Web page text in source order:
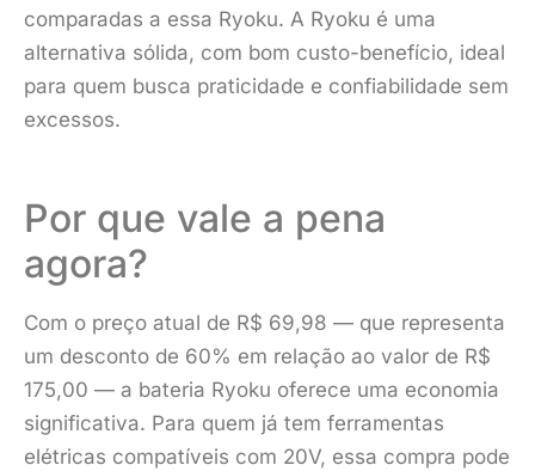
comparadas a essa Ryoku. A Ryoku é uma
alternativa sólida, com bom custo-benefício, ideal
para quem busca praticidade e confiabilidade sem
excessos.
Por que vale a pena
agora?
Com o preço atual de R$ 69,98 — que representa
um desconto de 60% em relação ao valor de R$
175,00 — a bateria Ryoku oferece uma economia
significativa. Para quem já tem ferramentas
elétricas compatíveis com 20V, essa compra pode